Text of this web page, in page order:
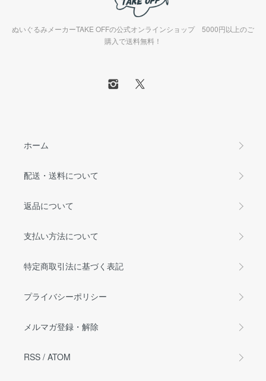
ぬいぐるみメーカーTAKE OFFの公式オンラインショップ 5000円以上のご
購入で送料無料！
ホーム
配送・送料について
返品について
支払い方法について
特定商取引法に基づく表記
プライバシーポリシー
メルマガ登録・解除
RSS / ATOM